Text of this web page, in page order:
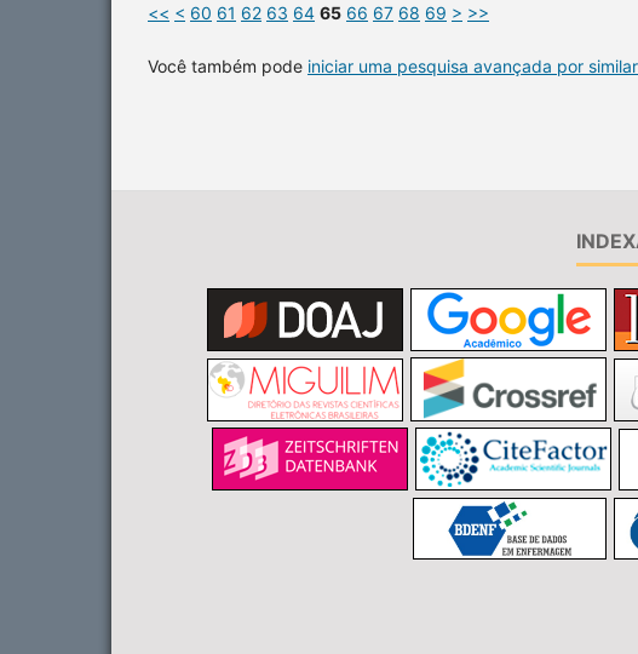
<< < 60 61 62 63 64 65 66 67 68 69 > >>
Você também pode iniciar uma pesquisa avançada por